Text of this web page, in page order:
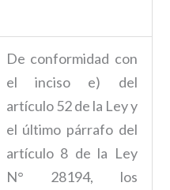
De conformidad con
el inciso e) del
artículo 52 de la Ley y
el último párrafo del
artículo 8 de la Ley
N° 28194, los